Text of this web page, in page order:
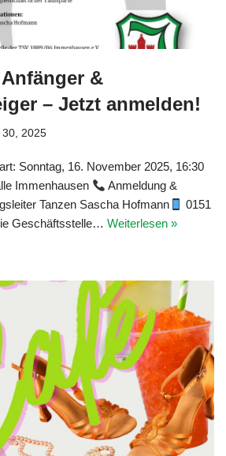
&
– Jetzt anmelden!
2025
Sonntag, 16. November 2025, 16:30
Immenhausen
Anmeldung &
Tanzen Sascha Hofmann
0151
Geschäftsstelle… Weiterlesen »